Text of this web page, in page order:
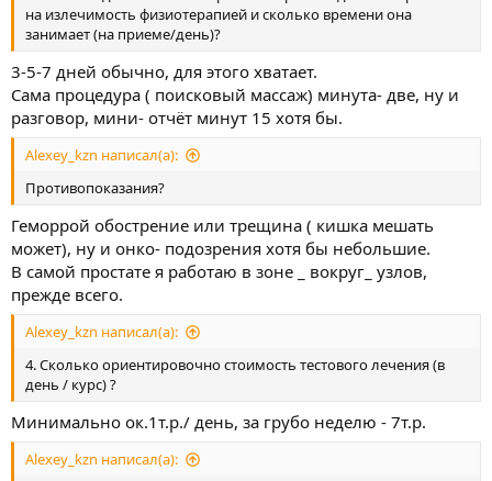
на излечимость физиотерапией и сколько времени она
занимает (на приеме/день)?
3-5-7 дней обычно, для этого хватает.
Сама процедура ( поисковый массаж) минута- две, ну и
разговор, мини- отчёт минут 15 хотя бы.
Alexey_kzn написал(а):
Противопоказания?
Геморрой обострение или трещина ( кишка мешать
может), ну и онко- подозрения хотя бы небольшие.
В самой простате я работаю в зоне _ вокруг_ узлов,
прежде всего.
Alexey_kzn написал(а):
4. Сколько ориентировочно стоимость тестового лечения (в
день / курс) ?
Минимально ок.1т.р./ день, за грубо неделю - 7т.р.
Alexey_kzn написал(а):